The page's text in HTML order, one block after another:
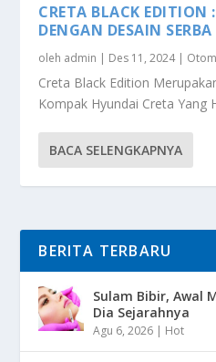
CRETA BLACK EDITION
DENGAN DESAIN
oleh admin | Des 11, 2024|
Creta Black Edition
Kompak Hyundai Creta Yang
BACA SELENGKAPNYA
BERITA TERBARU
Sulam Bibir, Awal
Dia Sejarahnya
Agu 6, 2026 | Hot